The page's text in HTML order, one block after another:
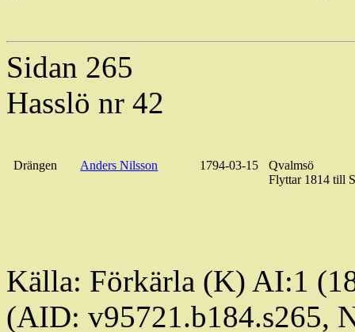
Sidan 265
Hasslö nr 42
Drängen Anders Nilsson 1794-03-15
Qvalmsö
Flyttar 1814 till
Källa: Förkärla (K) AI:1
(AID: v95721.b184.s265,